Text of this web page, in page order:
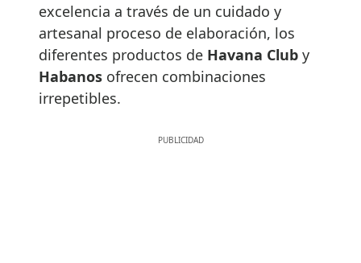
excelencia a través de un cuidado y
artesanal proceso de elaboración, los
diferentes productos de Havana Club y
Habanos ofrecen combinaciones
irrepetibles.